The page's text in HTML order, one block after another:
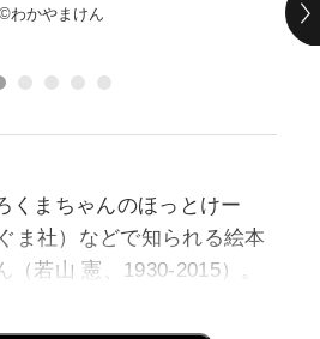
©わかやまけん
くまちゃんのほっとけー
ま社）などで知られる絵本
若山 憲、1930-2015）。